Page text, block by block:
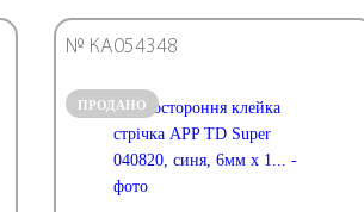
ПРОДАНО
№ КА054348